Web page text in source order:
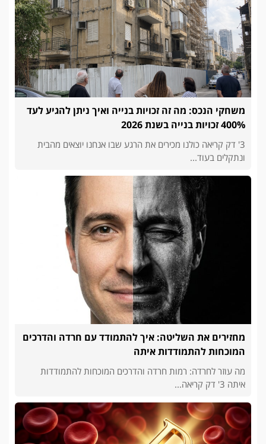
משחקי הנכס: מה זה זכויות בנייה ואיך ניתן להגיע לעד
400% זכויות בנייה בשנת 2026
3' דק קריאה כולנו מכירים את הרגע שבו אנחנו יוצאים מהבית
ונתקלים בעוד...
מחזירים את השליטה: איך להתמודד עם חרדה והדרכים
המוכחות להתמודדות איתה
מה עוזר לחרדה: רמות חרדה והדרכים המוכחות להתמודדות
איתה 3' דק קריאה...